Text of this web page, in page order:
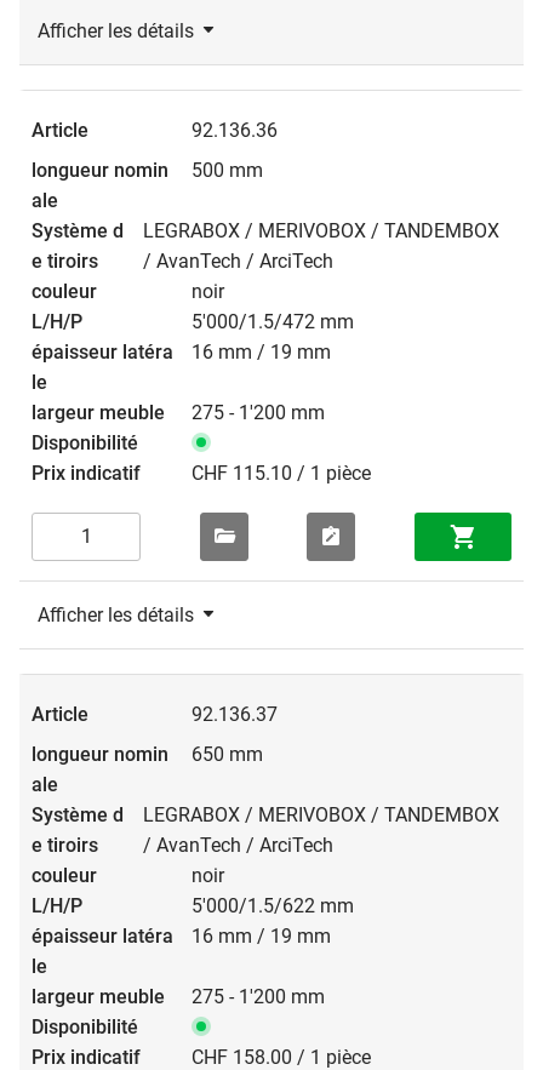
Afficher les détails
92.136.36
500 mm
LEGRABOX / MERIVOBOX / TANDEMBOX
/ AvanTech / ArciTech
noir
5'000/1.5/472 mm
16 mm / 19 mm
275 - 1'200 mm
CHF 115.10 / 1 pièce
Afficher les détails
92.136.37
650 mm
LEGRABOX / MERIVOBOX / TANDEMBOX
/ AvanTech / ArciTech
noir
5'000/1.5/622 mm
16 mm / 19 mm
275 - 1'200 mm
CHF 158.00 / 1 pièce